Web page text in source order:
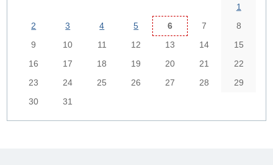
1
2
3 4 5 6 7
8
9
10 11 12 13 14
15
16
17 18 19 20 21
22
23
24 25 26 27 28
29
30
31